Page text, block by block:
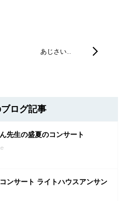
あじさい…
ログ記事
先生の盛夏のコンサート
ンサート ライトハウスアンサン